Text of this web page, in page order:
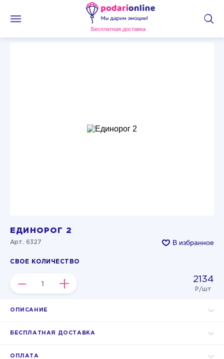
Бесплатная доставка
ЕДИНОРОГ 2
Арт. 6327 В избранное
СВОЕ КОЛИЧЕСТВО
– + 2134
Р/шт
ОПИСАНИЕ
БЕСПЛАТНАЯ ДОСТАВКА
ОПЛАТА